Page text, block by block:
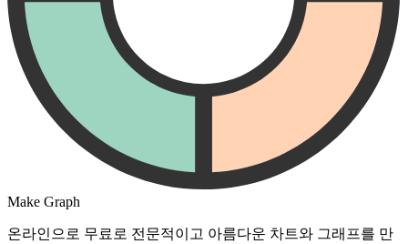
Make Graph
온라인으로 무료로 전문적이고 아름다운 차트와 그래프를 만